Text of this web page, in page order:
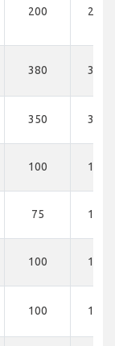
200 255
380 370
350 390
100 100
75 100
100 120
100 135